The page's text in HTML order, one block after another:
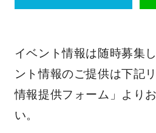
イベント情報は随時募集
ント情報のご提供は下記
情報提供フォーム」より
い。